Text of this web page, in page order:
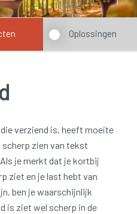
Oplossingen
verziend is, heeft moeite
zien van tekst
je merkt dat je kortbij
ziet en je last hebt van
ben je waarschijnlijk
is ziet wel scherp in de